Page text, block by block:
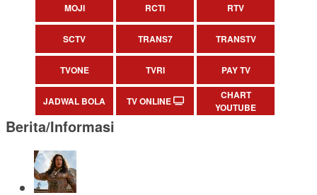
MOJI RCTI RTV
SCTV TRANS7 TRANSTV
TVONE TVRI PAY TV
JADWAL BOLA TV ONLINE
CHART
YOUTUBE
Berita/Informasi